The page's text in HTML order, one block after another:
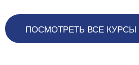
ПОСМОТРЕТЬ ВСЕ КУРСЫ